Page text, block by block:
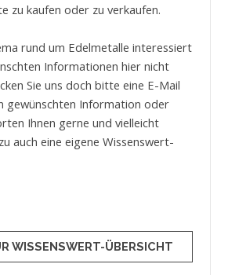
zu kaufen oder zu verkaufen.
rund um Edelmetalle interessiert
Informationen hier nicht
Sie uns doch bitte eine E-Mail
gewünschten Information oder
Ihnen gerne und vielleicht
auch eine eigene Wissenswert-
WISSENSWERT-ÜBERSICHT